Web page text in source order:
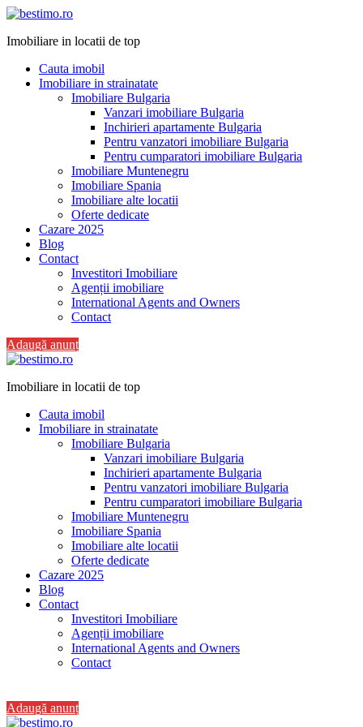
Imobiliare in locatii de top
Cauta imobil
Imobiliare in strainatate
Imobiliare Bulgaria
Vanzari imobiliare Bulgaria
Inchirieri apartamente Bulgaria
Pentru vanzatori imobiliare Bulgaria
Pentru cumparatori imobiliare Bulgaria
Imobiliare Muntenegru
Imobiliare Spania
Imobiliare alte locatii
Oferte dedicate
Cazare 2025
Blog
Contact
Investitori Imobiliare
Agenții imobiliare
International Agents and Owners
Contact
Adaugă anunț
Imobiliare in locatii de top
Cauta imobil
Imobiliare in strainatate
Imobiliare Bulgaria
Vanzari imobiliare Bulgaria
Inchirieri apartamente Bulgaria
Pentru vanzatori imobiliare Bulgaria
Pentru cumparatori imobiliare Bulgaria
Imobiliare Muntenegru
Imobiliare Spania
Imobiliare alte locatii
Oferte dedicate
Cazare 2025
Blog
Contact
Investitori Imobiliare
Agenții imobiliare
International Agents and Owners
Contact
Adaugă anunț